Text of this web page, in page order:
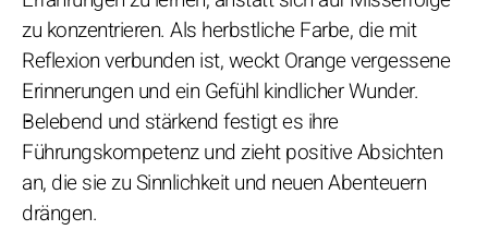
zu konzentrieren. Als herbstliche Farbe, die mit
Reflexion verbunden ist, weckt Orange vergessene
Erinnerungen und ein Gefühl kindlicher Wunder.
Belebend und stärkend festigt es ihre
Führungskompetenz und zieht positive Absichten
an, die sie zu Sinnlichkeit und neuen Abenteuern
drängen.